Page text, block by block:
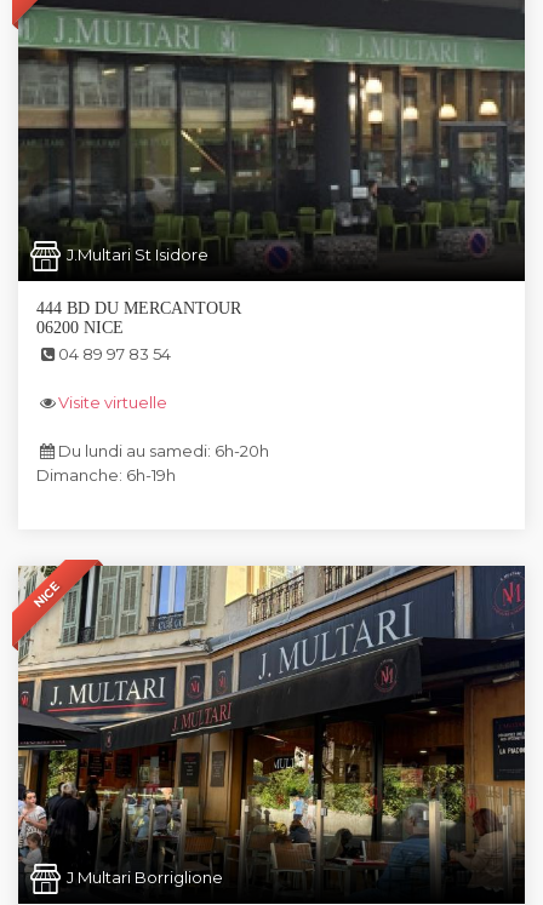
J.Multari St Isidore
444 BD DU MERCANTOUR
06200 NICE
04 89 97 83 54
Visite virtuelle
Du lundi au samedi: 6h-20h
Dimanche: 6h-19h
NICE
J Multari Borriglione